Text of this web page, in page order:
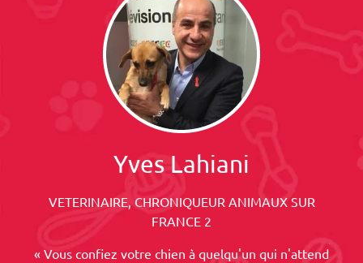
Yves Lahiani
VETERINAIRE, CHRONIQUEUR ANIMAUX SUR
FRANCE 2
« Vous confiez votre chien à quelqu'un qui n'attend